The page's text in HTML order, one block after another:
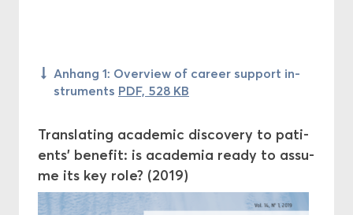
An­hang 1: Over­view of ca­reer sup­port in­
stru­ments PDF, 528 KB
Trans­la­ting aca­de­mic dis­co­very to pa­ti­
ents' be­ne­fit: is aca­de­mia ready to as­su­
me its key role? (2019)